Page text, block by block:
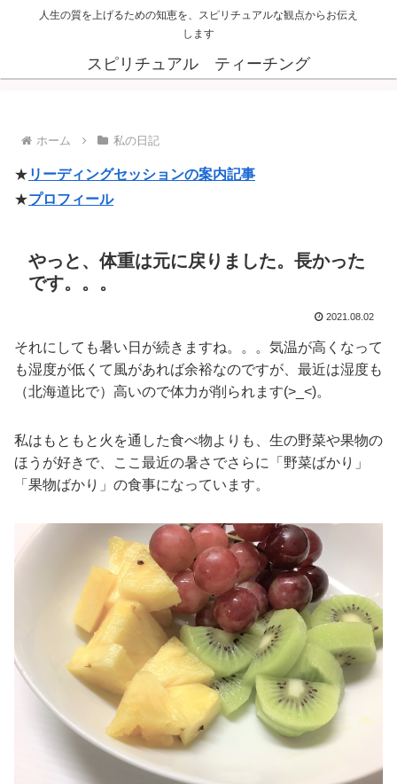
人生の質を上げるための知恵を、スピリチュアルな観点からお伝え
します
スピリチュアル ティーチング
ホーム 私の日記
★ リーディングセッションの案内記事
★プロフィール
やっと、体重は元に戻りました。長かった
です。。。
2021.08.02
それにしても暑い日が続きますね。。。気温が高くなって
も湿度が低くて風があれば余裕なのですが、最近は湿度も
（北海道比で）高いので体力が削られます(>_<)。
私はもともと火を通した食べ物よりも、生の野菜や果物の
ほうが好きで、ここ最近の暑さでさらに「野菜ばかり」
「果物ばかり」の食事になっています。